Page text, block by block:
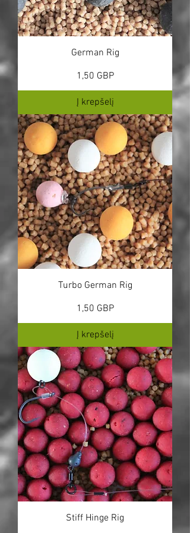
German Rig
Kaina
1,50 GBP
Į krepšelį
Turbo German Rig
Kaina
1,50 GBP
Į krepšelį
Stiff Hinge Rig